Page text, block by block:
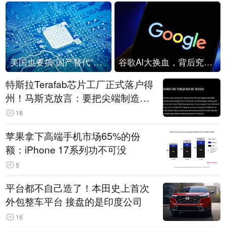
美国也要搞“国产替代”？先算清三笔账 谷歌AI大换血，背后究竟发生了什么？
特斯拉Terafab芯片工厂正式落户得
州！马斯克放言：要把尖端制造带
回美国
18
苹果拿下高端手机市场65%的份
额：iPhone 17系列功不可没
5
平台都不自己造了！本田史上首次
外包整车平台 接盘的是印度公司
16